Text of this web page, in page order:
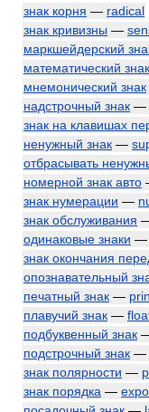
знак корня — radical
знак кривизны —
маркшейдерский
математический знак
мнемонический знак
надстрочный знак —
знак на клавишах
ненужный знак —
отбрасывать
номерной знак авто
знак нумерации —
знак обслуживания
одинаковые знаки —
знак окончания
опознавательный
печатный знак —
плавучий знак —
подбуквенный знак
подстрочный знак —
знак полярности —
знак порядка —